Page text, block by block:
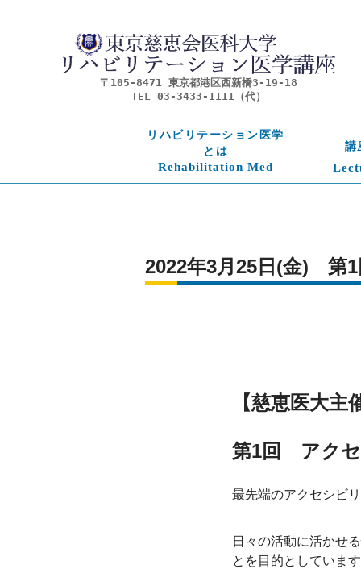
〒105-8471 東京都港区西新橋3-19-18
TEL 03-3433-1111（代）
リハビリテーション医学
とは
Rehabilitation Med
講
2022年3月25日(金)　
【慈恵医大主
第1回　アク
最先端のアクセシビ
日々の活動に活かせ
とを目的としていま